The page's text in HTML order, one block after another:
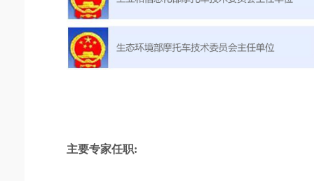
主要专家任职: